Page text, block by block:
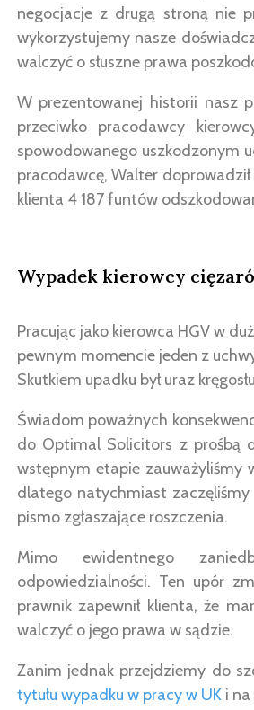
negocjacje z drugą stroną nie
wykorzystujemy nasze
walczyć o słuszne prawa
W prezentowanej historii nasz
przeciwko pracodawcy
spowodowanego uszkodzonym
pracodawcę, Walter
klienta 4 187 funtów
Wypadek kierowcy
Pracując jako kierowca HGV w
pewnym momencie jeden z
Skutkiem upadku był uraz
Świadom poważnych
do Optimal Solicitors z prośbą
wstępnym etapie zauważyliśmy
dlatego natychmiast zaczęliśmy
pismo zgłaszające roszczenia.
Mimo ewidentnego
odpowiedzialności. Ten upór
prawnik zapewnił klienta, że
walczyć o jego prawa w sądzie.
Zanim jednak przejdziemy do
tytułu wypadku w pracy w UKi na